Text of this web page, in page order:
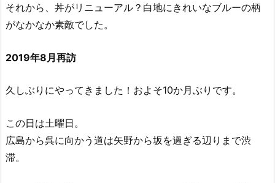
それから、丼がリニューアル？白地にきれいなブルーの柄
がなかなか素敵でした。
2019年8月再訪
久しぶりにやってきました！およそ10か月ぶりです。
この日は土曜日。
広島から呉に向かう道は矢野から坂を過ぎる辺りまで渋
滞。